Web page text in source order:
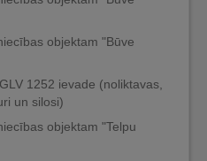
objektam "Būve
1252 ievade (noliktavas,
un silosi)
objektam "Telpu